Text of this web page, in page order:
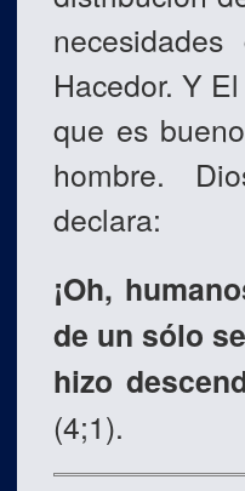
Hacedor. Y
que es
hombre.
declara:
¡Oh,
de un sólo
hizo
(4;1).